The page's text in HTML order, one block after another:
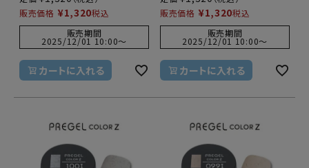
販売価格 ¥1,320税込
販売期間
2025/12/01 10:00〜
カートに入れる
販売価格 ¥1,320税込
販売期間
2025/12/01 10:00〜
カートに入れる